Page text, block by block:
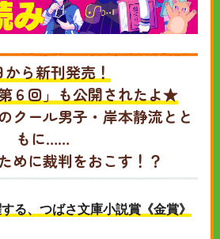
ら新刊発売！
６回」も公開されたよ★
クール男子・岸本静流とと
もに……
めに裁判をおこす！？
る、つばさ文庫小説賞《金賞》